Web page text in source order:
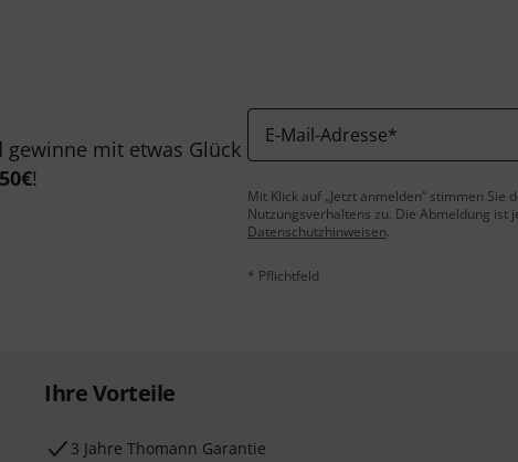
mit etwas Glück
50€!
E-Mail-Adresse*
Mit Klick auf „Jetzt anmelden“ stimmen
Nutzungsverhaltens zu. Die Abmeldung
Datenschutzhinweisen.
* Pflichtfeld
Ihre Vorteile
3 Jahre Thomann Garantie